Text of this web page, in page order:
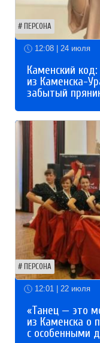
ПЕРСОНА
12:08 | 24 июля
Каменский
из Каменска-
забытый
ПЕРСОНА
12:01 | 22 июля
«Танец — это
из Каменска о
с особенными